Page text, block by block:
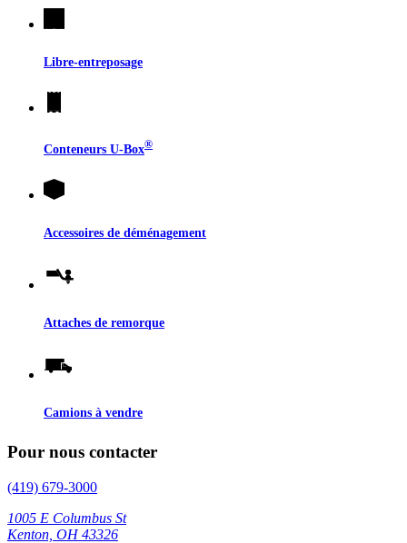
Libre-entreposage
Conteneurs U-Box®
Accessoires de déménagement
Attaches de remorque
Camions à vendre
Pour nous contacter
(419) 679-3000
1005 E Columbus St
Kenton, OH 43326